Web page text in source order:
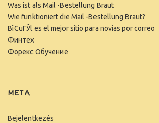
Was ist als Mail -Bestellung Braut
Wie funktioniert die Mail -Bestellung Braut?
ВїCuГЎl es el mejor sitio para novias por correo
Финтех
Форекс Обучение
META
Bejelentkezés